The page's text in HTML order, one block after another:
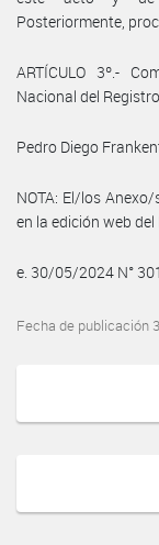
Posteriormente,
ARTÍCULO 3º.-
Nacional del
Pedro Diego
NOTA: El/los
en la edición web
e. 30/05/2024 N°
Fecha de publicación